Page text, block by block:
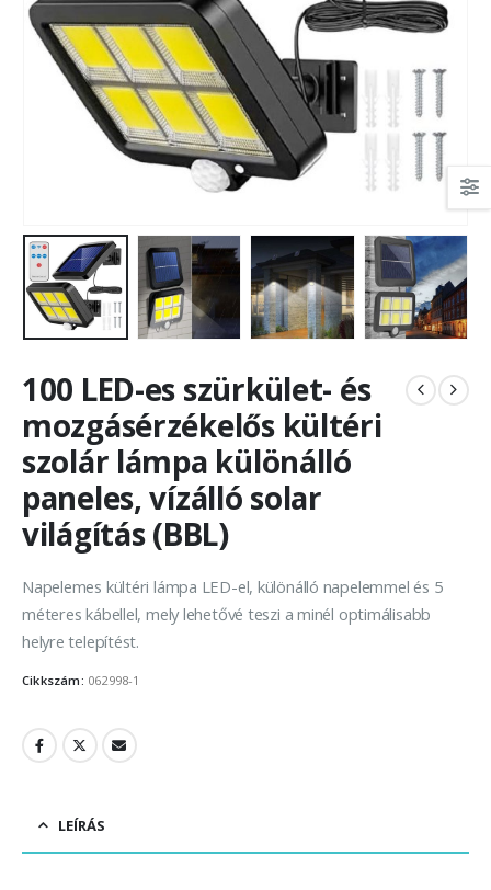
100 LED-es szürkület- és
mozgásérzékelős kültéri
szolár lámpa különálló
paneles, vízálló solar
világítás (BBL)
Napelemes kültéri lámpa LED-el, különálló napelemmel és 5
méteres kábellel, mely lehetővé teszi a minél optimálisabb
helyre telepítést.
Cikkszám: 062998-1
LEÍRÁS